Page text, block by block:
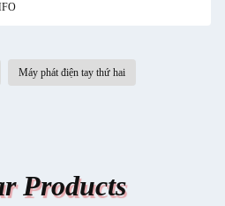
Máy phát điện tay thứ hai
Products